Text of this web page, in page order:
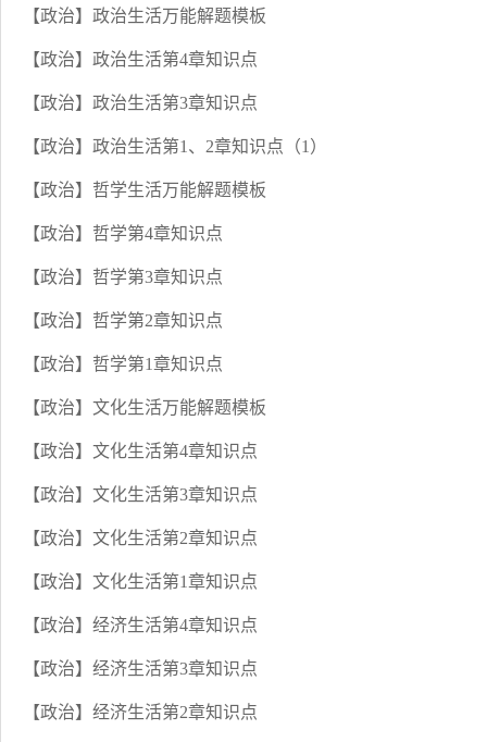
【政治】政治生活万能解题模板
【政治】政治生活第4章知识点
【政治】政治生活第3章知识点
【政治】政治生活第1、2章知识点（1）
【政治】哲学生活万能解题模板
【政治】哲学第4章知识点
【政治】哲学第3章知识点
【政治】哲学第2章知识点
【政治】哲学第1章知识点
【政治】文化生活万能解题模板
【政治】文化生活第4章知识点
【政治】文化生活第3章知识点
【政治】文化生活第2章知识点
【政治】文化生活第1章知识点
【政治】经济生活第4章知识点
【政治】经济生活第3章知识点
【政治】经济生活第2章知识点